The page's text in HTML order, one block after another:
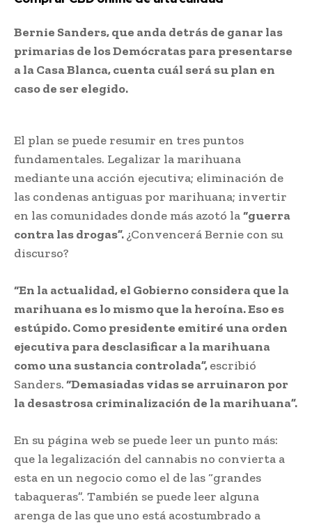
Bernie Sanders, que anda detrás de ganar las
primarias de los Demócratas para presentarse
a la Casa Blanca, cuenta cuál será su plan en
caso de ser elegido.
El plan se puede resumir en tres puntos
fundamentales. Legalizar la marihuana
mediante una acción ejecutiva; eliminación de
las condenas antiguas por marihuana; invertir
en las comunidades donde más azotó la“guerra
contra las drogas”. ¿Convencerá Bernie con su
discurso?
“En la actualidad, el Gobierno considera que la
marihuana es lo mismo que la heroína. Eso es
estúpido. Como presidente emitiré una orden
ejecutiva para desclasificar a la marihuana
como una sustancia controlada”,escribió
Sanders.“Demasiadas vidas se arruinaron por
la desastrosa criminalización de la marihuana”.
En su página web se puede leer un punto más:
que la legalización del cannabis no convierta a
esta en un negocio como el de las “grandes
tabaqueras”. También se puede leer alguna
arenga de las que uno está acostumbrado a